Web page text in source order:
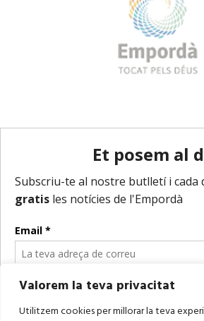
Valorem la teva privacitat
Utilitzem cookies per millorar la teva